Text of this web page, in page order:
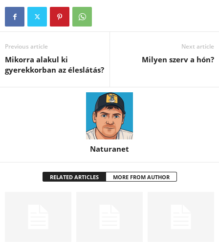
Previous article
Mikorra alakul ki
gyerekkorban az éleslátás?
Next article
Milyen szerv a hón?
Naturanet
RELATED ARTICLES MORE FROM AUTHOR